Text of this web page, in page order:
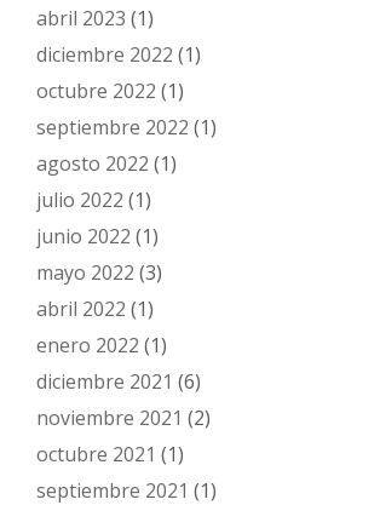
abril 2023 (1)
diciembre 2022 (1)
octubre 2022 (1)
septiembre 2022 (1)
agosto 2022 (1)
julio 2022 (1)
junio 2022 (1)
mayo 2022 (3)
abril 2022 (1)
enero 2022 (1)
diciembre 2021 (6)
noviembre 2021 (2)
octubre 2021 (1)
septiembre 2021 (1)